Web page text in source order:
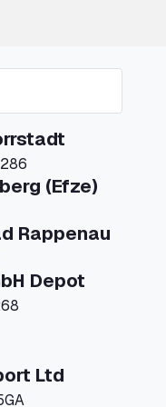
(Efze)
Rappenau
Depot
, 48268
Ltd